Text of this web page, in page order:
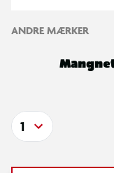
ANDRE MÆRKER
1